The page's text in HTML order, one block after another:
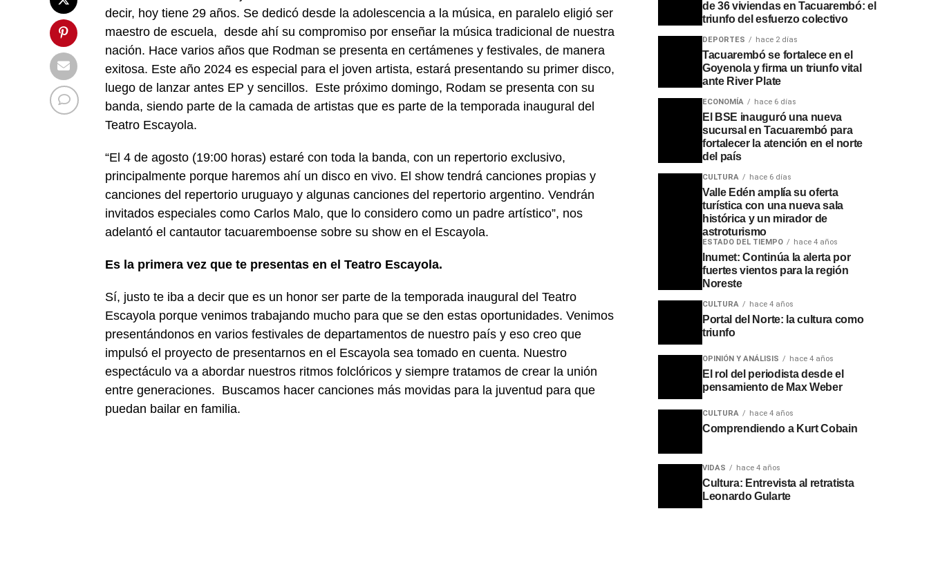
decir, hoy tiene 29 años. Se dedicó desde la adolescencia a la música, en paralelo eligió ser
maestro de escuela, desde ahí su compromiso por enseñar la música tradicional de nuestra
nación. Hace varios años que Rodman se presenta en certámenes y festivales, de manera
exitosa. Este año 2024 es especial para el joven artista, estará presentando su primer disco,
luego de lanzar antes EP y sencillos. Este próximo domingo, Rodam se presenta con su
banda, siendo parte de la camada de artistas que es parte de la temporada inaugural del
Teatro Escayola.
“El 4 de agosto (19:00 horas) estaré con toda la banda, con un repertorio exclusivo,
principalmente porque haremos ahí un disco en vivo. El show tendrá canciones propias y
canciones del repertorio uruguayo y algunas canciones del repertorio argentino. Vendrán
invitados especiales como Carlos Malo, que lo considero como un padre artístico”, nos
adelantó el cantautor tacuaremboense sobre su show en el Escayola.
Es la primera vez que te presentas en el Teatro Escayola.
Sí, justo te iba a decir que es un honor ser parte de la temporada inaugural del Teatro
Escayola porque venimos trabajando mucho para que se den estas oportunidades. Venimos
presentándonos en varios festivales de departamentos de nuestro país y eso creo que
impulsó el proyecto de presentarnos en el Escayola sea tomado en cuenta. Nuestro
espectáculo va a abordar nuestros ritmos folclóricos y siempre tratamos de crear la unión
entre generaciones. Buscamos hacer canciones más movidas para la juventud para que
puedan bailar en familia.
de 36 viviendas en Tacuarembó: el
triunfo del esfuerzo colectivo
DEPORTES hace 2 días
Tacuarembó se fortalece en el
Goyenola y firma un triunfo vital
ante River Plate
ECONOMÍA hace 6 días
El BSE inauguró una nueva
sucursal en Tacuarembó para
fortalecer la atención en el norte
del país
CULTURA hace 6 días
Valle Edén amplía su oferta
turística con una nueva sala
histórica y un mirador de
astroturismo
ESTADO DEL TIEMPO hace 4 años
Inumet: Continúa la alerta por
fuertes vientos para la región
Noreste
CULTURA hace 4 años
Portal del Norte: la cultura como
triunfo
OPINIÓN Y ANÁLISIS hace 4 años
El rol del periodista desde el
pensamiento de Max Weber
CULTURA hace 4 años
Comprendiendo a Kurt Cobain
VIDAS hace 4 años
Cultura: Entrevista al retratista
Leonardo Gularte